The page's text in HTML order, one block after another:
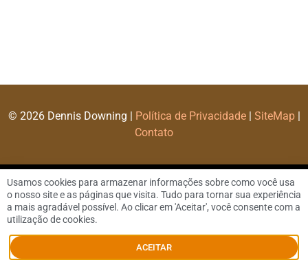
© 2026 Dennis Downing | Política de Privacidade| SiteMap|
Contato
Usamos cookies para armazenar informações sobre como você usa
o nosso site e as páginas que visita. Tudo para tornar sua experiência
a mais agradável possível. Ao clicar em 'Aceitar', você consente com a
utilização de cookies.
ACEITAR